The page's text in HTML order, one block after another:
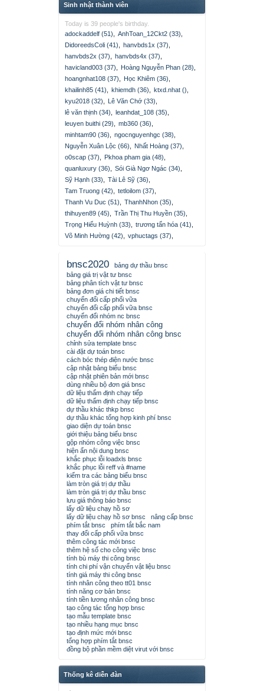
Sinh nhật thành viên
Today is 39 people's birthday.
adockaddelf (51)
AnhToan_12Ckt2 (33)
DidoreedsColi (41)
hanvbds1x (37)
hanvbds2x (37)
hanvbds4x (37)
havicland003 (37)
Hoàng Nguyễn Phan (28)
hoangnhat108 (37)
Học Khiêm (36)
khailinh85 (41)
khiemdh (36) ktxd.nhat ()
kyu2018 (32)
Lê Văn Chớ (33)
lê văn thịnh (34)
leanhdat_108 (35)
leuyen buithi (29)
mb360 (36)
minhtam90 (36)
ngocnguyenhgc (38)
Nguyễn Xuân Lộc (66)
Nhất Hoàng (37)
o0scap (37)
Pkhoa pham gia (48)
quanluxury (36)
Sói Già Ngơ Ngác (34)
Sỹ Hạnh (33)
Tài Lê Sỹ (36)
Tam Truong (42)
tetloilom (37)
Thanh Vu Duc (51)
ThanhNhon (35)
thihuyen89 (45)
Trần Thị Thu Huyền (35)
Trọng Hiếu Huỳnh (33)
trương tấn hóa (41)
Võ Minh Hường (42)
vphuctags (37)
bnsc2020
bảng dự thầu bnsc
bảng giá trị vật tư bnsc
bảng phân tích vật tư bnsc
bảng đơn giá chi tiết bnsc
chuyển đổi cấp phối vữa
chuyển đổi cấp phối vữa bnsc
chuyển đổi nhóm nc bnsc
chuyển đổi nhóm nhân công
chuyển đổi nhóm nhân công bnsc
chỉnh sửa template bnsc
cài đặt dự toán bnsc
cách bóc thép điện nước bnsc
cập nhật bảng biểu bnsc
cập nhật phiên bản mới bnsc
dùng nhiều bộ đơn giá bnsc
dữ liệu thẩm định chạy tiếp
dữ liệu thẩm định chạy tiếp bnsc
dự thầu khác thkp bnsc
dự thầu khác tổng hợp kinh phí bnsc
giao diện dự toán bnsc
giới thiệu bảng biểu bnsc
gộp nhóm công việc bnsc
hiện ẩn nội dung bnsc
khắc phục lỗi loadxls bnsc
khắc phục lỗi reff và #name
kiểm tra các bảng biểu bnsc
làm tròn giá trị dự thầu
làm tròn giá trị dự thầu bnsc
lưu giá thông báo bnsc
lấy dữ liệu chạy hồ sơ
lấy dữ liệu chạy hồ sơ bnsc
nâng cấp bnsc
phím tắt bnsc
phím tắt bắc nam
thay đổi cấp phối vữa bnsc
thêm công tác mới bnsc
thêm hệ số cho công việc bnsc
tính bù máy thi công bnsc
tính chi phí vận chuyển vật liệu bnsc
tính giá máy thi công bnsc
tính nhân công theo tt01 bnsc
tính năng cơ bản bnsc
tính tiền lương nhân công bnsc
tạo công tác tổng hợp bnsc
tạo mẫu template bnsc
tạo nhiều hạng mục bnsc
tạo định mức mới bnsc
tổng hợp phím tắt bnsc
đồng bộ phần mềm diệt virut với bnsc
Thống kê diễn đàn